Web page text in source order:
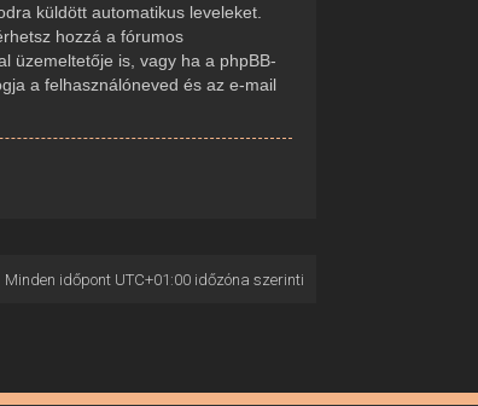
küldött automatikus leveleket.
hozzá a fórumos
üzemeltetője is, vagy ha a phpBB-
a felhasználóneved és az e-mail
Minden időpont UTC+01:00időzóna szerinti